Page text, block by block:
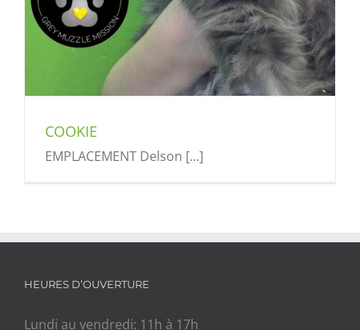
COOKIE
EMPLACEMENT Delson [...]
HEURES D’OUVERTURE
Lundi au vendredi: 11h à 17h